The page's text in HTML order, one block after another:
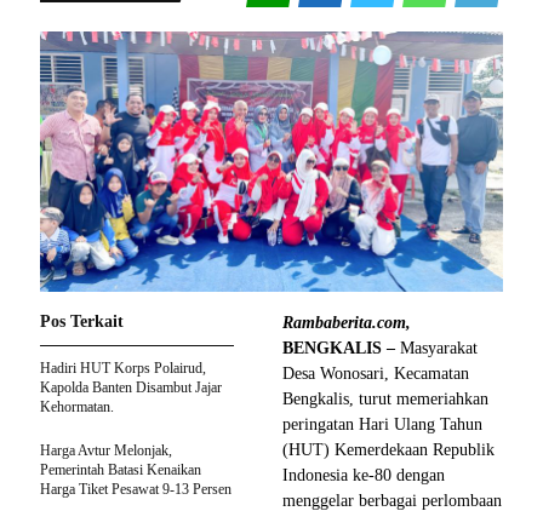
Rambaberita.com,
BENGKALIS – Masyarakat
Desa Wonosari, Kecamatan
Bengkalis, turut memeriahkan
peringatan Hari Ulang Tahun
(HUT) Kemerdekaan Republik
Indonesia ke-80 dengan
menggelar berbagai perlombaan
Pos Terkait
Hadiri HUT Korps Polairud,
Kapolda Banten Disambut Jajar
Kehormatan.
Harga Avtur Melonjak,
Pemerintah Batasi Kenaikan
Harga Tiket Pesawat 9-13 Persen